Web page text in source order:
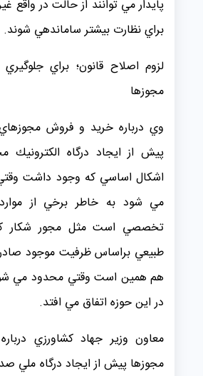
پايدار مي توانند از حالت در واقع
براي نظارت بيشتر ساماندهي شوند.
لزوم اصلاح قانون؛ براي
مجوزها
وي درباره خريد و فروش
پيش از ايجاد درگاه
اشكال اساسي كه وجود داشت
مي شود به خاطر برخي از
تخصصي است مثل مجور شكار
طبيعي براساس ظرفيت موجود صادر
هم همين است وقتي محدود مي
در اين حوزه اتفاق مي افتد.
معاون وزير جهاد كشاورزي
مجوزها پيش از ايجاد درگاه ملي